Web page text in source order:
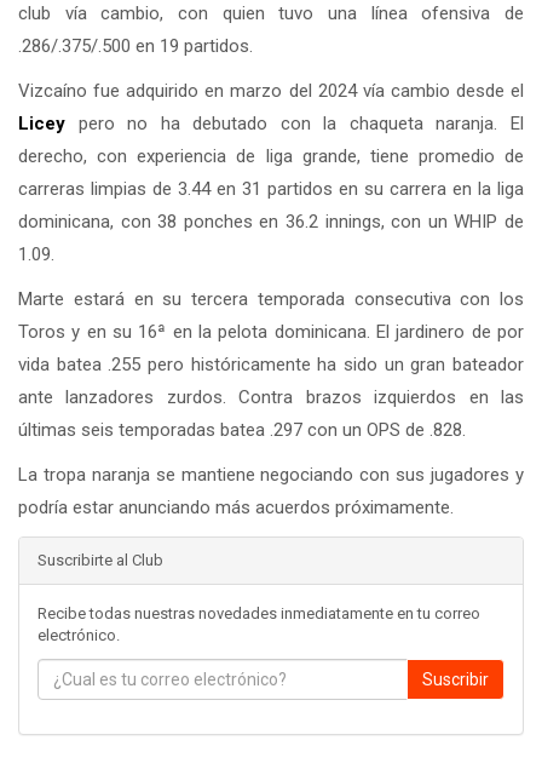
club vía cambio, con quien tuvo una línea ofensiva de
.286/.375/.500 en 19 partidos.
Vizcaíno fue adquirido en marzo del 2024 vía cambio desde el
Licey pero no ha debutado con la chaqueta naranja. El
derecho, con experiencia de liga grande, tiene promedio de
carreras limpias de 3.44 en 31 partidos en su carrera en la liga
dominicana, con 38 ponches en 36.2 innings, con un WHIP de
1.09.
Marte estará en su tercera temporada consecutiva con los
Toros y en su 16ª en la pelota dominicana. El jardinero de por
vida batea .255 pero históricamente ha sido un gran bateador
ante lanzadores zurdos. Contra brazos izquierdos en las
últimas seis temporadas batea .297 con un OPS de .828.
La tropa naranja se mantiene negociando con sus jugadores y
podría estar anunciando más acuerdos próximamente.
Suscribirte al Club
Recibe todas nuestras novedades inmediatamente en tu correo
electrónico.
Suscribir